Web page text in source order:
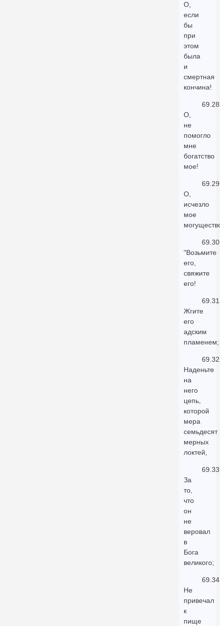
О,
если
бы
при
этом
была
и
смертная
кончина!
69.28
О,
не
помогло
мне
богатство
мое!
69.29
О,
исчезло
мое
69.30
"Возьмите
его,
свяжите
его!
69.31
Жгите
его
адским
пламенем;
69.32
Наденьте
на
него
цепь,
которой
мера
семьдесят
мерных
локтей,
69.33
За
то,
что
он
не
веровал
в
Бога
великого;
69.34
Не
привечал
к
пище